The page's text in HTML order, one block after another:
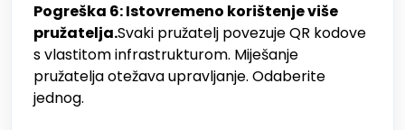
Pogreška 6: Istovremeno korištenje više
pružatelja.Svaki pružatelj povezuje QR kodove
s vlastitom infrastrukturom. Miješanje
pružatelja otežava upravljanje. Odaberite
jednog.